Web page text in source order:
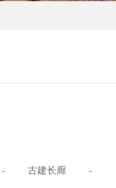
- 古建长廊 -